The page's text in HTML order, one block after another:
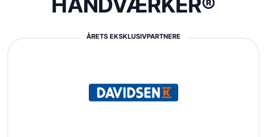
ÅRETS EKSKLUSIVPARTNERE